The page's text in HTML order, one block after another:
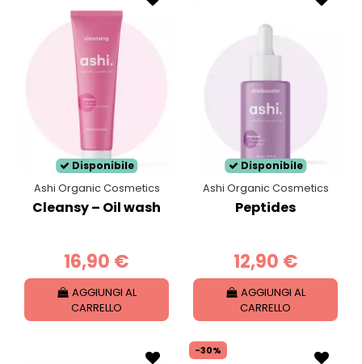
Disponibile
Ashi Organic Cosmetics
Cleansy – Oil wash
16,90 €
AGGIUNGI AL
CARRELLO
Disponibile
Ashi Organic Cosmetics
Peptides
12,90 €
AGGIUNGI AL
CARRELLO
-30%